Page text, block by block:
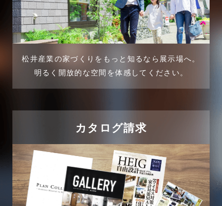
不動産の基礎知識に関するよくある質問
介護施設経営活用事例
企業誘致事例
住宅に関するよくある質問
商品情報
土地に関するよくある質問
2025年1月
2024年12月
2024年11月
2024年9月
2024年7月
2024年6月
松井産業の家づくりをもっと知るなら展示場へ。
明るく開放的な空間を体感してください。
カタログ請求